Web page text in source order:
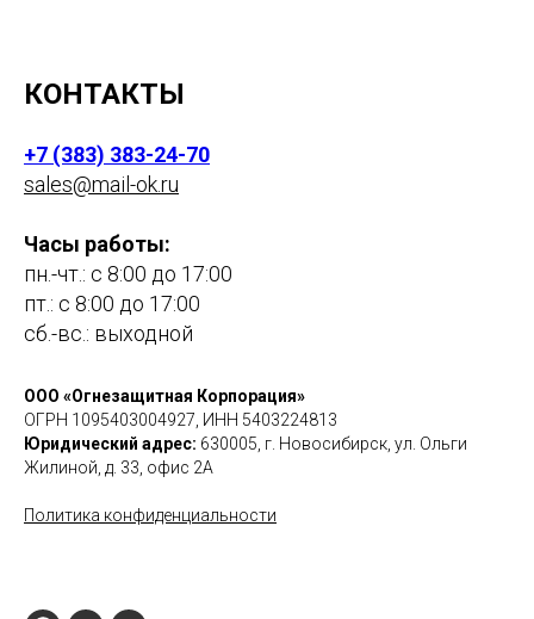
КОНТАКТЫ
+7 (383) 383-24-70
sales@mail-ok.ru
Часы работы:
пн.-чт.: с 8:00 до 17:00
пт.: с 8:00 до 17:00
сб.-вс.: выходной
ООО «Огнезащитная Корпорация»
ОГРН 1095403004927, ИНН 5403224813
Юридический адрес: 630005, г. Новосибирск, ул. Ольги
Жилиной, д. 33, офис 2А
Политика конфиденциальности